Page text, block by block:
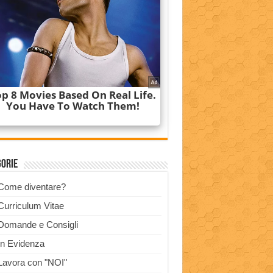
diventare?
Vitae
e Consigli
Evidenza
con "NOI"